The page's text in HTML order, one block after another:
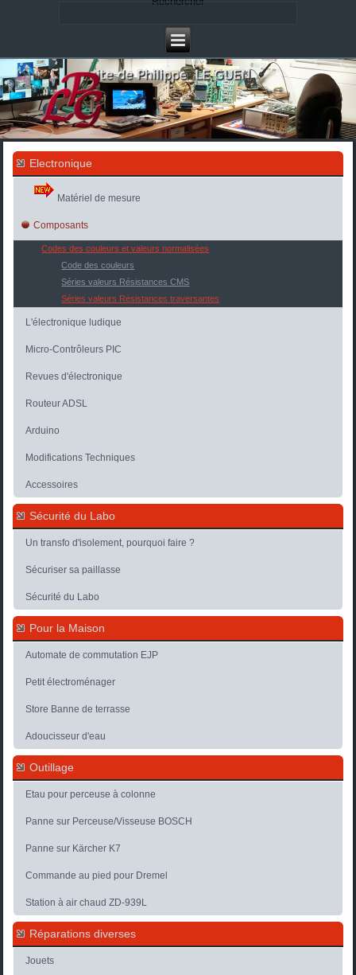
Electronique
Matériel de mesure
Composants
Codes des couleurs et valeurs normalisées
Code des couleurs
Séries valeurs Résistances CMS
Séries valeurs Résistances traversantes
L'électronique ludique
Micro-Contrôleurs PIC
Revues d'électronique
Routeur ADSL
Arduino
Modifications Techniques
Accessoires
Sécurité du Labo
Un transfo d'isolement, pourquoi faire ?
Sécuriser sa paillasse
Sécurité du Labo
Pour la Maison
Automate de commutation EJP
Petit électroménager
Store Banne de terrasse
Adoucisseur d'eau
Outillage
Etau pour perceuse à colonne
Panne sur Perceuse/Visseuse BOSCH
Panne sur Kärcher K7
Commande au pied pour Dremel
Station à air chaud ZD-939L
Réparations diverses
Jouets